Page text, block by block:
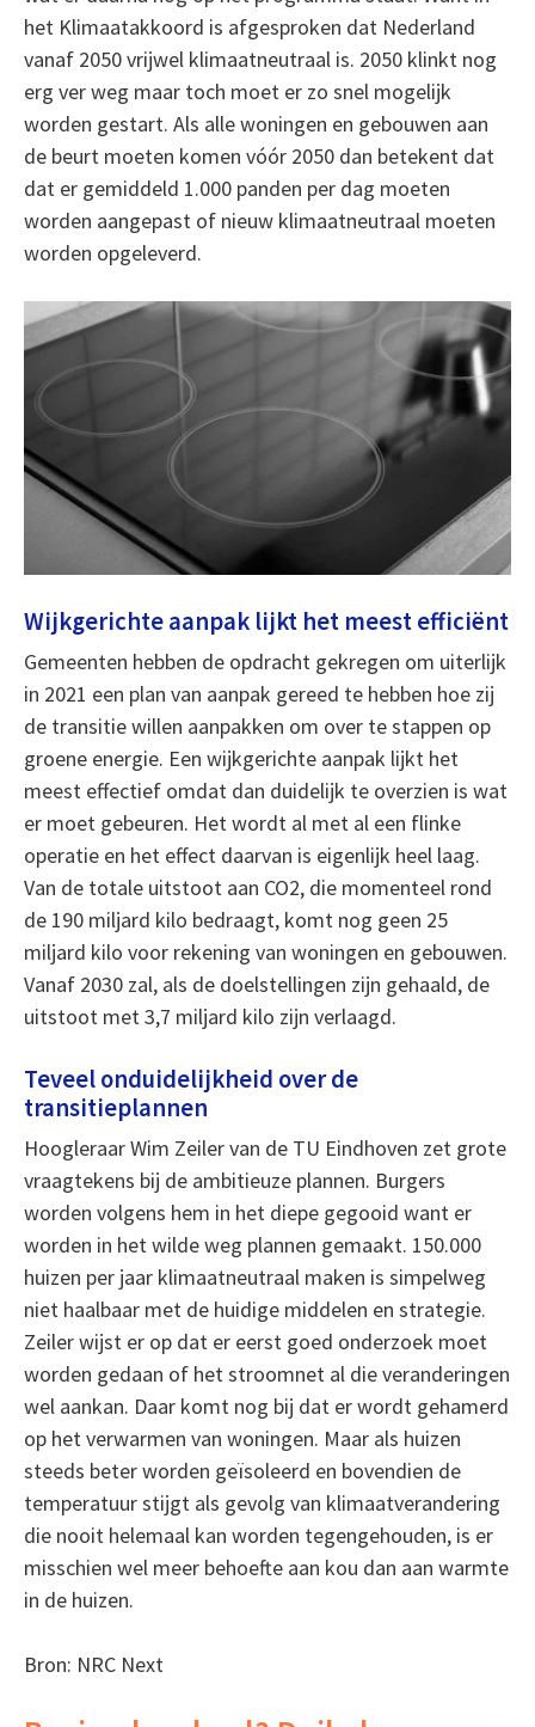
het Klimaatakkoord is afgesproken dat Nederland
vanaf 2050 vrijwel klimaatneutraal is. 2050 klinkt nog
erg ver weg maar toch moet er zo snel mogelijk
worden gestart. Als alle woningen en gebouwen aan
de beurt moeten komen vóór 2050 dan betekent dat
dat er gemiddeld 1.000 panden per dag moeten
worden aangepast of nieuw klimaatneutraal moeten
worden opgeleverd.
Wijkgerichte aanpak lijkt het meest efficiënt
Gemeenten hebben de opdracht gekregen om uiterlijk
in 2021 een plan van aanpak gereed te hebben hoe zij
de transitie willen aanpakken om over te stappen op
groene energie. Een wijkgerichte aanpak lijkt het
meest effectief omdat dan duidelijk te overzien is wat
er moet gebeuren. Het wordt al met al een flinke
operatie en het effect daarvan is eigenlijk heel laag.
Van de totale uitstoot aan CO2, die momenteel rond
de 190 miljard kilo bedraagt, komt nog geen 25
miljard kilo voor rekening van woningen en gebouwen.
Vanaf 2030 zal, als de doelstellingen zijn gehaald, de
uitstoot met 3,7 miljard kilo zijn verlaagd.
Teveel onduidelijkheid over de
transitieplannen
Hoogleraar Wim Zeiler van de TU Eindhoven zet grote
vraagtekens bij de ambitieuze plannen. Burgers
worden volgens hem in het diepe gegooid want er
worden in het wilde weg plannen gemaakt. 150.000
huizen per jaar klimaatneutraal maken is simpelweg
niet haalbaar met de huidige middelen en strategie.
Zeiler wijst er op dat er eerst goed onderzoek moet
worden gedaan of het stroomnet al die veranderingen
wel aankan. Daar komt nog bij dat er wordt gehamerd
op het verwarmen van woningen. Maar als huizen
steeds beter worden geïsoleerd en bovendien de
temperatuur stijgt als gevolg van klimaatverandering
die nooit helemaal kan worden tegengehouden, is er
misschien wel meer behoefte aan kou dan aan warmte
in de huizen.
Bron: NRC Next